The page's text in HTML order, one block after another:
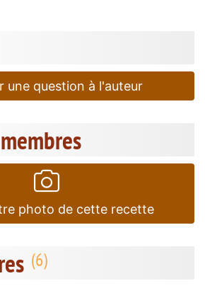
une question à l'auteur
photo de cette recette